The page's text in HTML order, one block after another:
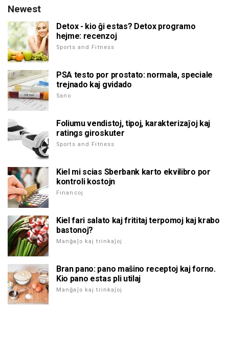
Newest
Detox - kio ĝi estas? Detox programo
hejme: recenzoj
Sports and Fitness
PSA testo por prostato: normala, speciale
trejnado kaj gvidado
Sano
Foliumu vendistoj, tipoj, karakterizaĵoj kaj
ratings giroskuter
Sports and Fitness
Kiel mi scias Sberbank karto ekvilibro por
kontroli kostojn
Financoj
Kiel fari salato kaj frititaj terpomoj kaj krabo
bastonoj?
Manĝaĵo kaj trinkaĵoj
Bran pano: pano maŝino receptoj kaj forno.
Kio pano estas pli utilaj
Manĝaĵo kaj trinkaĵoj